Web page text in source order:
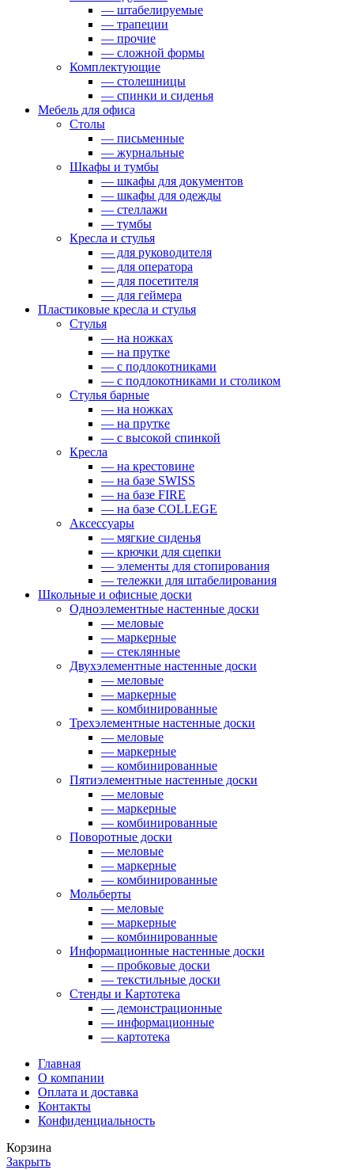
— штабелируемые
— трапеции
— прочие
— сложной формы
Комплектующие
— столешницы
— спинки и сиденья
Мебель для офиса
Столы
— письменные
— журнальные
Шкафы и тумбы
— шкафы для документов
— шкафы для одежды
— стеллажи
— тумбы
Кресла и стулья
— для руководителя
— для оператора
— для посетителя
— для геймера
Пластиковые кресла и стулья
Стулья
— на ножках
— на прутке
— с подлокотниками
— с подлокотниками и столиком
Стулья барные
— на ножках
— на прутке
— с высокой спинкой
Кресла
— на крестовине
— на базе SWISS
— на базе FIRE
— на базе COLLEGE
Аксессуары
— мягкие сиденья
— крючки для сцепки
— элементы для стопирования
— тележки для штабелирования
Школьные и офисные доски
Одноэлементные настенные доски
— меловые
— маркерные
— стеклянные
Двухэлементные настенные доски
— меловые
— маркерные
— комбинированные
Трехэлементные настенные доски
— меловые
— маркерные
— комбинированные
Пятиэлементные настенные доски
— меловые
— маркерные
— комбинированные
Поворотные доски
— меловые
— маркерные
— комбинированные
Мольберты
— меловые
— маркерные
— комбинированные
Информационные настенные доски
— пробковые доски
— текстильные доски
Стенды и Картотека
— демонстрационные
— информационные
— картотека
Главная
О компании
Оплата и доставка
Контакты
Конфиденциальность
Корзина
Закрыть